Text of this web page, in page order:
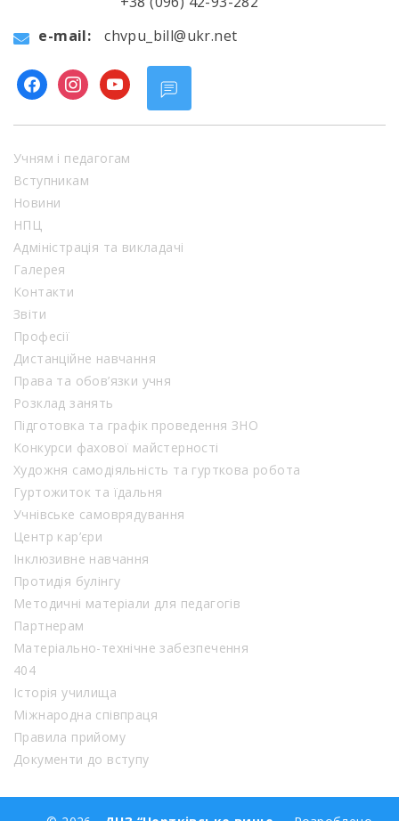
e-mail:
chvpu_bill@ukr.net
facebookinstagram
youtube
Учням і педагогам
Вступникам
Новини
НПЦ
Адміністрація та викладачі
Галерея
Контакти
Звіти
Професії
Дистанційне навчання
Права та обов’язки учня
Розклад занять
Підготовка та графік проведення ЗНО
Конкурси фахової майстерності
Художня самодіяльність та гурткова робота
Гуртожиток та їдальня
Учнівське самоврядування
Центр кар’єри
Інклюзивне навчання
Протидія булінгу
Методичні матеріали для педагогів
Партнерам
Матеріально-технічне забезпечення
404
Історія училища
Міжнародна співпраця
Правила прийому
Документи до вступу